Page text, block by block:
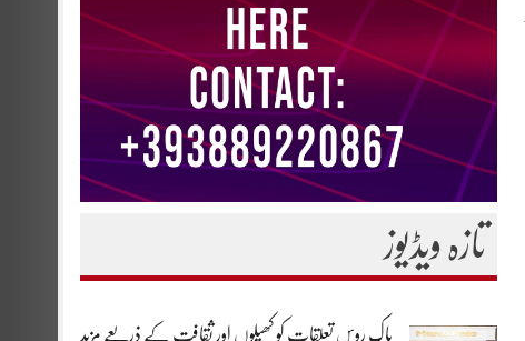
تازہ ویڈیوز
پاک روس تعلقات کو کھیلوں اور ثقافت کے ذریعے مزید